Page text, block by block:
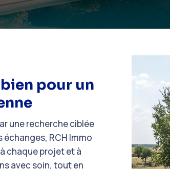
pour un
une recherche ciblée
échanges, RCH Immo
chaque projet et à
avec soin, tout en